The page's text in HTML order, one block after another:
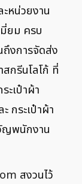
หน่วยงาน
มี่ยม ครบ
งการจัดส่ง
กรีนโลโก้ ที่
เป๋าผ้า
กระเป๋าผ้า
ญพนักงาน
สงวนไว้